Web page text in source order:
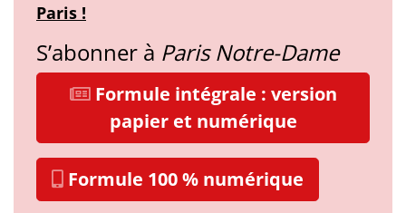
Paris !
S’abonner à Paris Notre-Dame
Formule intégrale : version
papier et numérique
Formule 100 % numérique